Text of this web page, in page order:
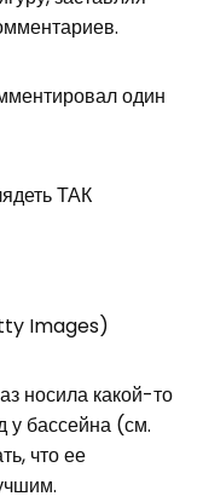
один
ТАК
Images)
носила какой-то
у бассейна (см.
что ее